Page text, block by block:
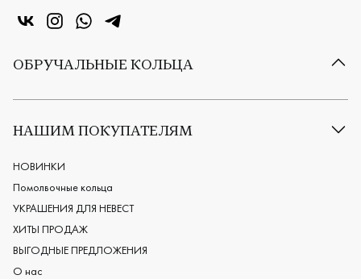
«Центр колец» в VK
«Центр колец» в Instagram
«Центр колец» в Whatsapp
«Центр колец» в Telegram
ОБРУЧАЛЬНЫЕ КОЛЬЦА
Все обручальные кольца
Европейские обручальные кольца
Мужские обручальные кольца
Женские обручальные кольца
Обручальные кольца из платины
Дизайнерские обручальные кольца
Черные обручальные кольца
НАШИМ ПОКУПАТЕЛЯМ
НОВИНКИ
Помолвочные кольца
УКРАШЕНИЯ ДЛЯ НЕВЕСТ
ХИТЫ ПРОДАЖ
ВЫГОДНЫЕ ПРЕДЛОЖЕНИЯ
О нас